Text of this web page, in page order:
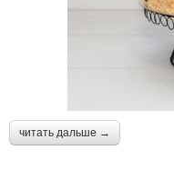
читать дальше →